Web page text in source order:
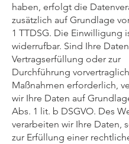
haben, erfolgt die
zusätzlich auf Grundlage
1 TTDSG. Die Einwilligung
widerrufbar. Sind Ihre
Vertragserfüllung oder zur
Durchführung
Maßnahmen erforderlich,
wir Ihre Daten auf
Abs. 1 lit. b DSGVO. Des
verarbeiten wir Ihre Daten,
zur Erfüllung einer